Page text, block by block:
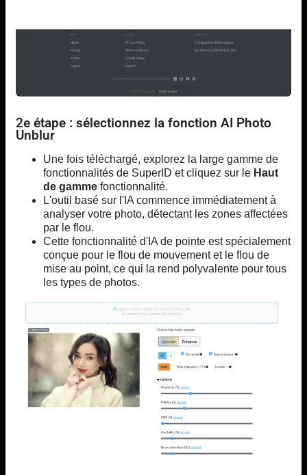
2e étape : sélectionnez la fonction AI Photo
Unblur
Une fois téléchargé, explorez la large gamme de
fonctionnalités de SuperID et cliquez sur le Haut
de gamme fonctionnalité.
L'outil basé sur l'IA commence immédiatement à
analyser votre photo, détectant les zones affectées
par le flou.
Cette fonctionnalité d'IA de pointe est spécialement
conçue pour le flou de mouvement et le flou de
mise au point, ce qui la rend polyvalente pour tous
les types de photos.